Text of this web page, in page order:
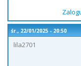
śr., 22/01/2025 - 20:50
lila2701